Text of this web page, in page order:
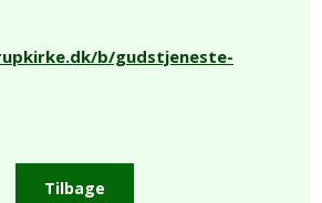
b/gudstjeneste-
Tilbage